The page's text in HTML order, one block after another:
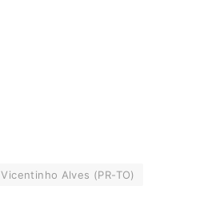
Vicentinho Alves (PR-TO)